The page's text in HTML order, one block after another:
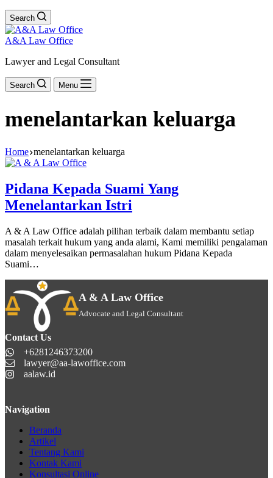
Search
A&A Law Office
Lawyer and Legal Consultant
Search Menu
menelantarkan keluarga
Home menelantarkan keluarga
Pidana Kepada Suami Yang
Menelantarkan Istri
A & A Law Office adalah pilihan terbaik dalam membantu setiap
masalah terkait hukum yang anda alami, Kami memiliki pengalaman
dalam menyelesaikan permasalahan hukum Pidana Kepada
Suami…
A & A Law Office
Advocate and Legal Consultant
Contact Us
+6281246373200
lawyer@aa-lawoffice.com
aalaw.id
Navigation
Beranda
Artikel
Tentang Kami
Kontak Kami
Konsultasi Online